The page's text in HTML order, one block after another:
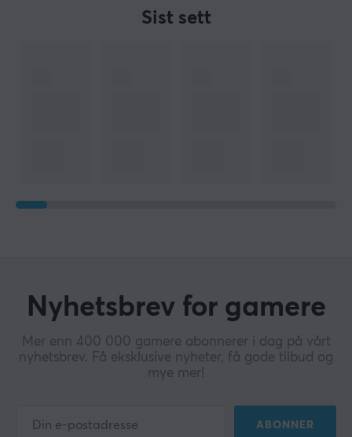
Sist sett
Nyhetsbrev for gamere
Mer enn 400 000 gamere abonnerer i dag på vårt
nyhetsbrev. Få eksklusive nyheter, få gode tilbud og
mye mer!
ABONNER